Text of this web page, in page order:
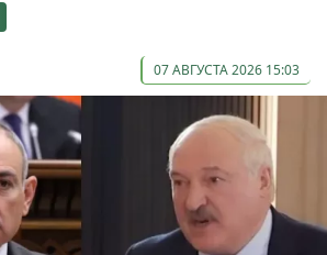
07 АВГУСТА 2026 15:03